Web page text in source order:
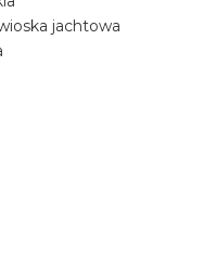
jachtowa